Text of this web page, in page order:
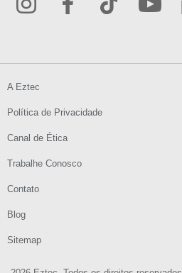
A Eztec
Política de Privacidade
Canal de Ética
Trabalhe Conosco
Contato
Blog
Sitemap